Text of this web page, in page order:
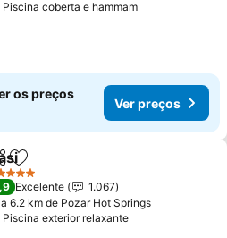
Piscina coberta e hammamVer preços
os preços
Ver preços
Adicionar aos favoritos
Excelente
1.067
a 6.2 km de Pozar Hot Springs
Piscina exterior relaxanteVer preços